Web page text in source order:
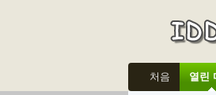
처음 열린
Sketchbook5, 스
Sketchbook5, 스